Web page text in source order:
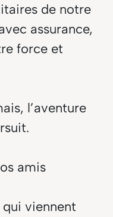
de notre
assurance,
force et
l’aventure
amis
qui viennent